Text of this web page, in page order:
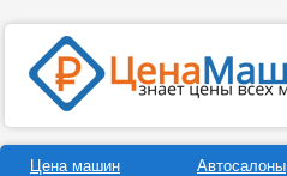
Цена машин Автосалоны